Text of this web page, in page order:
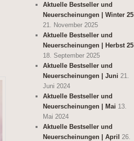
Aktuelle Bestseller und
Neuerscheinungen | Winter 25
21. November 2025
Aktuelle Bestseller und
Neuerscheinungen | Herbst 25
18. September 2025
Aktuelle Bestseller und
Neuerscheinungen | Juni 21.
Juni 2024
Aktuelle Bestseller und
Neuerscheinungen | Mai 13.
Mai 2024
Aktuelle Bestseller und
Neuerscheinungen | April
26.